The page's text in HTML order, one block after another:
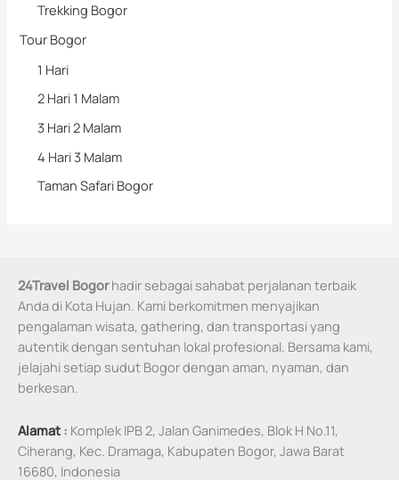
Trekking Bogor
Tour Bogor
1 Hari
2 Hari 1 Malam
3 Hari 2 Malam
4 Hari 3 Malam
Taman Safari Bogor
24Travel Bogorhadir sebagai sahabat perjalanan terbaik
Anda di Kota Hujan. Kami berkomitmen menyajikan
pengalaman wisata, gathering, dan transportasi yang
autentik dengan sentuhan lokal profesional. Bersama kami,
jelajahi setiap sudut Bogor dengan aman, nyaman, dan
berkesan.
Alamat : Komplek IPB 2, Jalan Ganimedes, Blok H No.11,
Ciherang, Kec. Dramaga, Kabupaten Bogor, Jawa Barat
16680, Indonesia